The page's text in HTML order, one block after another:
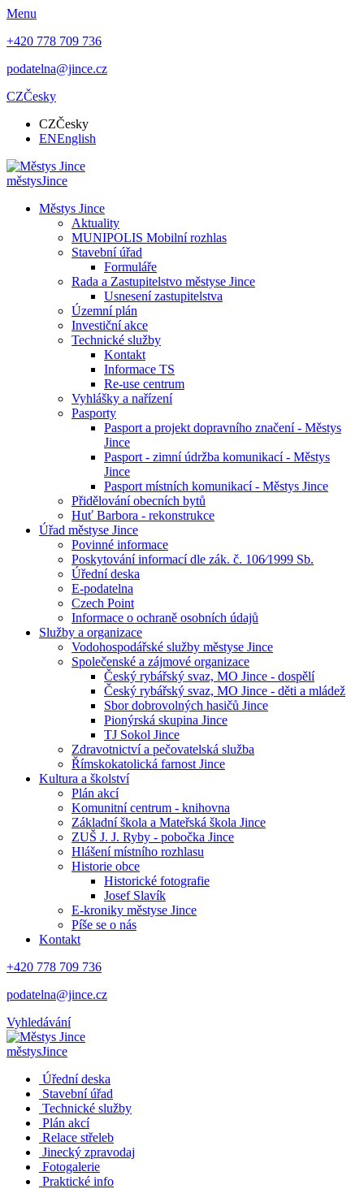
Menu
+420 778 709 736
podatelna@jince.cz
CZČesky
CZČesky
ENEnglish
městysJince
Městys Jince
Aktuality
MUNIPOLIS Mobilní rozhlas
Stavební úřad
Formuláře
Rada a Zastupitelstvo městyse Jince
Usnesení zastupitelstva
Územní plán
Investiční akce
Technické služby
Kontakt
Informace TS
Re-use centrum
Vyhlášky a nařízení
Pasporty
Pasport a projekt dopravního značení - Městys
Jince
Pasport - zimní údržba komunikací - Městys
Jince
Pasport místních komunikací - Městys Jince
Přidělování obecních bytů
Huť Barbora - rekonstrukce
Úřad městyse Jince
Povinné informace
Poskytování informací dle zák. č. 106⁄1999 Sb.
Úřední deska
E-podatelna
Czech Point
Informace o ochraně osobních údajů
Služby a organizace
Vodohospodářské služby městyse Jince
Společenské a zájmové organizace
Český rybářský svaz, MO Jince - dospělí
Český rybářský svaz, MO Jince - děti a mládež
Sbor dobrovolných hasičů Jince
Pionýrská skupina Jince
TJ Sokol Jince
Zdravotnictví a pečovatelská služba
Římskokatolická farnost Jince
Kultura a školství
Plán akcí
Komunitní centrum - knihovna
Základní škola a Mateřská škola Jince
ZUŠ J. J. Ryby - pobočka Jince
Hlášení místního rozhlasu
Historie obce
Historické fotografie
Josef Slavík
E-kroniky městyse Jince
Píše se o nás
Kontakt
+420 778 709 736
podatelna@jince.cz
Vyhledávání
městysJince
Úřední deska
Stavební úřad
Technické služby
Plán akcí
Relace střeleb
Jinecký zpravodaj
Fotogalerie
Praktické info